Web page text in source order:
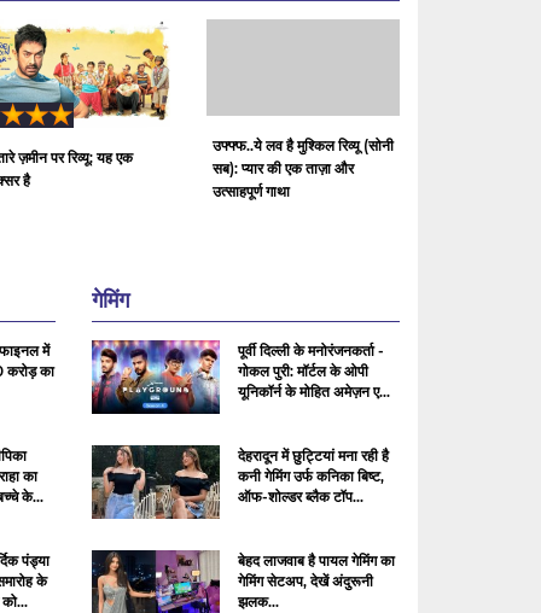
ज़मीन पर रिव्यू: यह एक
है
उफ्फ्फ..ये लव है मुश्किल रिव्यू (सोनी
सब): प्यार की एक ताज़ा और
उत्साहपूर्ण गाथा
में
करोड़ का
का
के...
पंड्या
के
गेमिंग
पूर्वी दिल्ली के मनोरंजनकर्ता -
गोकल पुरी: मॉर्टल के ओपी
यूनिकॉर्न के मोहित अमेज़न ए...
देहरादून में छुट्टियां मना रही है
कनी गेमिंग उर्फ ​​कनिका बिष्ट,
ऑफ-शोल्डर ब्लैक टॉप...
बेहद लाजवाब है पायल गेमिंग का
गेमिंग सेटअप, देखें अंदुरूनी
झलक...